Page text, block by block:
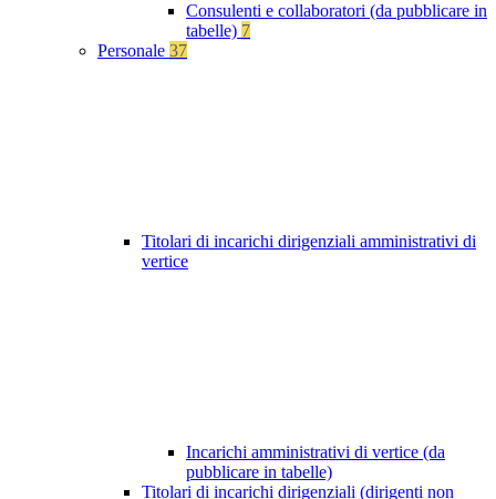
Consulenti e collaboratori (da pubblicare in
tabelle) 7
Personale 37
Titolari di incarichi dirigenziali amministrativi di
vertice
Incarichi amministrativi di vertice (da
pubblicare in tabelle)
Titolari di incarichi dirigenziali (dirigenti non